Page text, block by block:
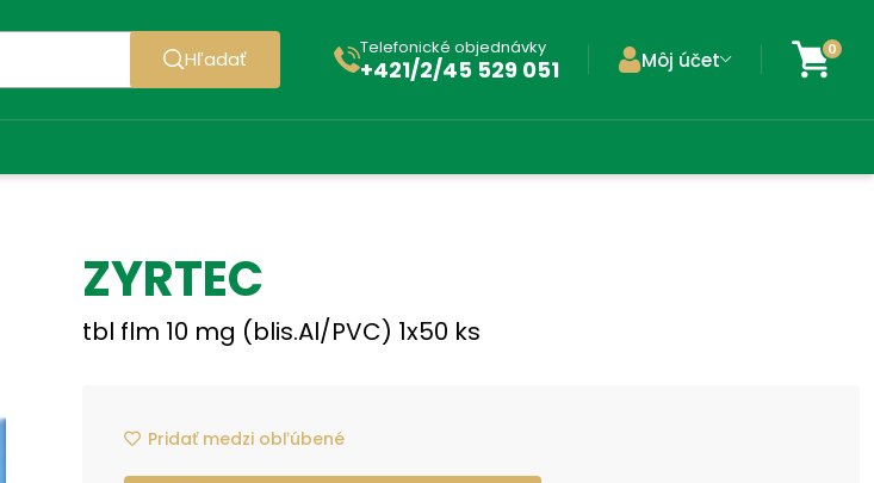
Hľadať Telefonické objednávky
+421/2/45 529 051 Môj účet 0
ZYRTEC
tbl flm 10 mg (blis.Al/PVC) 1x50 ks
Pridať medzi obľúbené